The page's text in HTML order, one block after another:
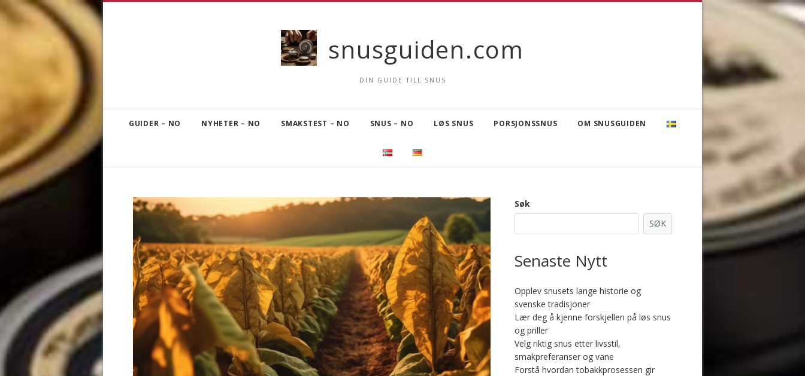
snusguiden.com
DIN GUIDE TILL SNUS
GUIDER – NO NYHETER – NO SMAKSTEST – NO SNUS – NO LØS SNUS PORSJONSSNUS OM SNUSGUIDEN
Søk
SØK
Senaste Nytt
Opplev snusets lange historie og
svenske tradisjoner
Lær deg å kjenne forskjellen på løs snus
og priller
Velg riktig snus etter livsstil,
smakpreferanser og vane
Forstå hvordan tobakkprosessen gir